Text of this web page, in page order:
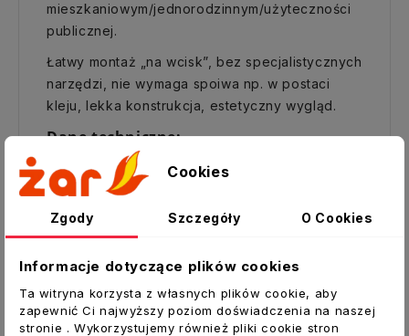
mieszkaniowym/jednorodzinnym/użyteczności
publicznej.
Łatwy montaż „na wcisk”, bez specjalistycznych
narzędzi, nie wymaga spoiwa np. w postaci
kleju, lekka konstrukcja, estetyczny wygląd.
Dane techniczne:
Typ: Kanał płaski
Wymiar [mm]:
Długość [mb]:
Materiał:PCV
Producent:VENTS
Cookies
Zgody Szczegóły O Cookies
Informacje dotyczące plików cookies
Ta witryna korzysta z własnych plików cookie, aby
zapewnić Ci najwyższy poziom doświadczenia na naszej
stronie . Wykorzystujemy również pliki cookie stron